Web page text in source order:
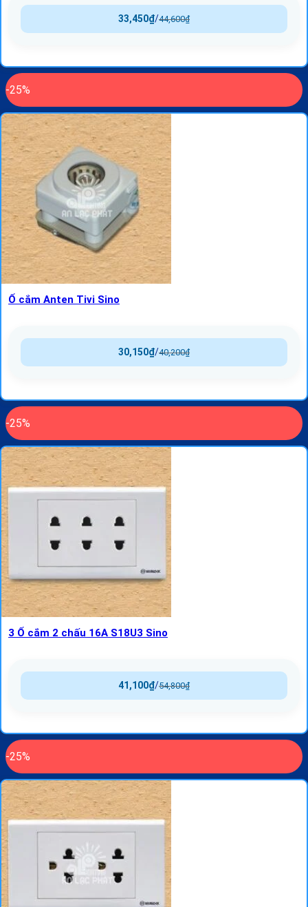
44,600₫
/
33,450₫
-25%
Ổ cắm Anten Tivi Sino
40,200₫
/
30,150₫
-25%
3 Ổ cắm 2 chấu 16A S18U3 Sino
54,800₫
/
41,100₫
-25%